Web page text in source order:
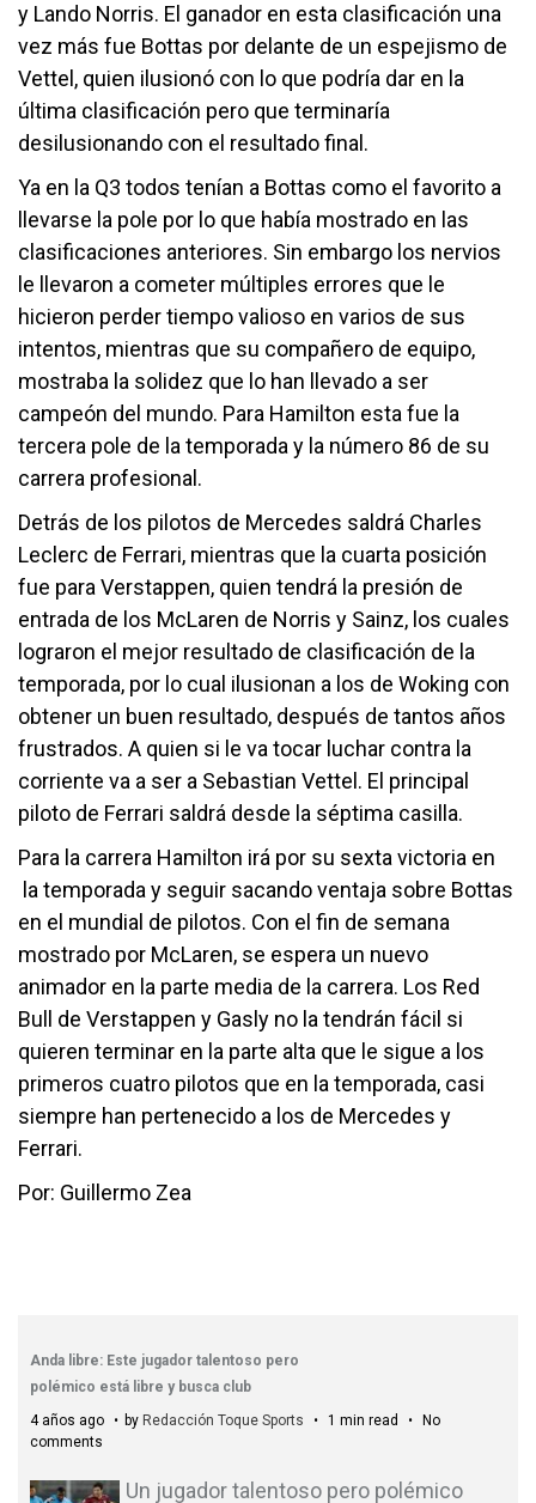
y Lando Norris. El ganador en esta clasificación una
vez más fue Bottas por delante de un espejismo de
Vettel, quien ilusionó con lo que podría dar en la
última clasificación pero que terminaría
desilusionando con el resultado final.
Ya en la Q3 todos tenían a Bottas como el favorito a
llevarse la pole por lo que había mostrado en las
clasificaciones anteriores. Sin embargo los nervios
le llevaron a cometer múltiples errores que le
hicieron perder tiempo valioso en varios de sus
intentos, mientras que su compañero de equipo,
mostraba la solidez que lo han llevado a ser
campeón del mundo. Para Hamilton esta fue la
tercera pole de la temporada y la número 86 de su
carrera profesional.
Detrás de los pilotos de Mercedes saldrá Charles
Leclerc de Ferrari, mientras que la cuarta posición
fue para Verstappen, quien tendrá la presión de
entrada de los McLaren de Norris y Sainz, los cuales
lograron el mejor resultado de clasificación de la
temporada, por lo cual ilusionan a los de Woking con
obtener un buen resultado, después de tantos años
frustrados. A quien si le va tocar luchar contra la
corriente va a ser a Sebastian Vettel. El principal
piloto de Ferrari saldrá desde la séptima casilla.
Para la carrera Hamilton irá por su sexta victoria en
la temporada y seguir sacando ventaja sobre Bottas
en el mundial de pilotos. Con el fin de semana
mostrado por McLaren, se espera un nuevo
animador en la parte media de la carrera. Los Red
Bull de Verstappen y Gasly no la tendrán fácil si
quieren terminar en la parte alta que le sigue a los
primeros cuatro pilotos que en la temporada, casi
siempre han pertenecido a los de Mercedes y
Ferrari.
Por: Guillermo Zea
Anda libre: Este jugador talentoso pero
polémico está libre y busca club
4 años ago
by Redacción Toque Sports 1 min read
No
comments
Un jugador talentoso pero polémico